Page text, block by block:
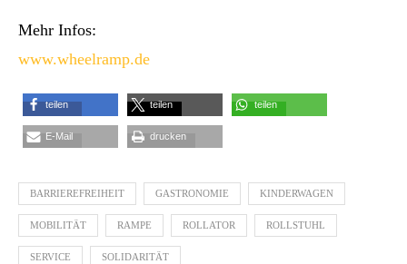
Mehr Infos:
www.wheelramp.de
teilen teilen teilen
E-Mail drucken
BARRIEREFREIHEIT GASTRONOMIE KINDERWAGEN
MOBILITÄT RAMPE ROLLATOR ROLLSTUHL
SERVICE SOLIDARITÄT